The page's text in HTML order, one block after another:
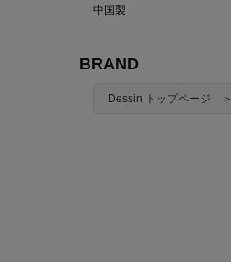
中国製
BRAND
Dessin トップページ ＞